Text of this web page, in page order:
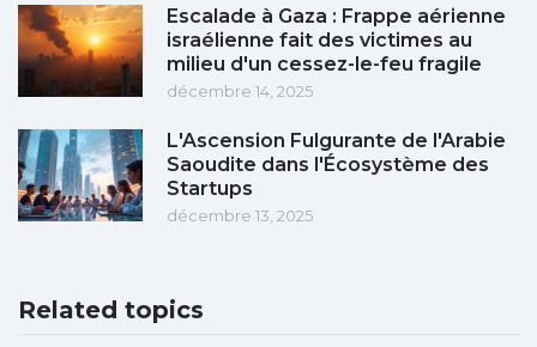
Escalade à Gaza : Frappe aérienne
israélienne fait des victimes au
milieu d'un cessez-le-feu fragile
décembre 14, 2025
L'Ascension Fulgurante de l'Arabie
Saoudite dans l'Écosystème des
Startups
décembre 13, 2025
Related topics